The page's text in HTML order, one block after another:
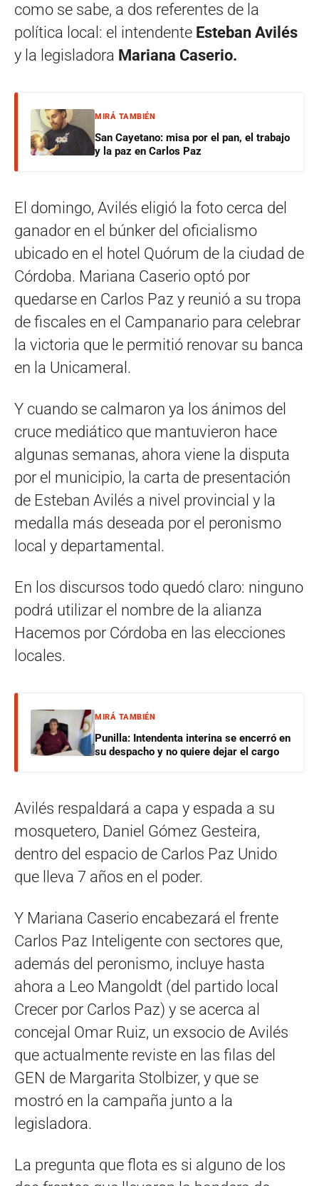
como se sabe, a dos referentes de la
política local: el intendente Esteban Avilés
y la legisladora Mariana Caserio.
MIRÁ TAMBIÉN
San Cayetano: misa por el pan, el trabajo
y la paz en Carlos Paz
El domingo, Avilés eligió la foto cerca del
ganador en el búnker del oficialismo
ubicado en el hotel Quórum de la ciudad de
Córdoba. Mariana Caserio optó por
quedarse en Carlos Paz y reunió a su tropa
de fiscales en el Campanario para celebrar
la victoria que le permitió renovar su banca
en la Unicameral.
Y cuando se calmaron ya los ánimos del
cruce mediático que mantuvieron hace
algunas semanas, ahora viene la disputa
por el municipio, la carta de presentación
de Esteban Avilés a nivel provincial y la
medalla más deseada por el peronismo
local y departamental.
En los discursos todo quedó claro: ninguno
podrá utilizar el nombre de la alianza
Hacemos por Córdoba en las elecciones
locales.
MIRÁ TAMBIÉN
Punilla: Intendenta interina se encerró en
su despacho y no quiere dejar el cargo
Avilés respaldará a capa y espada a su
mosquetero, Daniel Gómez Gesteira,
dentro del espacio de Carlos Paz Unido
que lleva 7 años en el poder.
Y Mariana Caserio encabezará el frente
Carlos Paz Inteligente con sectores que,
además del peronismo, incluye hasta
ahora a Leo Mangoldt (del partido local
Crecer por Carlos Paz) y se acerca al
concejal Omar Ruiz, un exsocio de Avilés
que actualmente reviste en las filas del
GEN de Margarita Stolbizer, y que se
mostró en la campaña junto a la
legisladora.
La pregunta que flota es si alguno de los